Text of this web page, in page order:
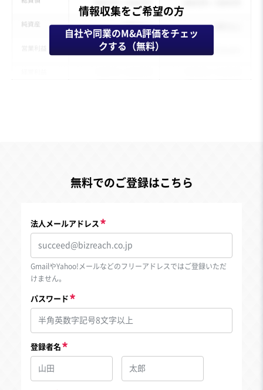
情報収集をご希望の方
自社や同業のM&A評価をチェッ
クする（無料）
無料でのご登録はこちら
法人メールアドレス
GmailやYahoo!メールなどのフリーアドレスではご登録いただ
けません。
パスワード
登録者名